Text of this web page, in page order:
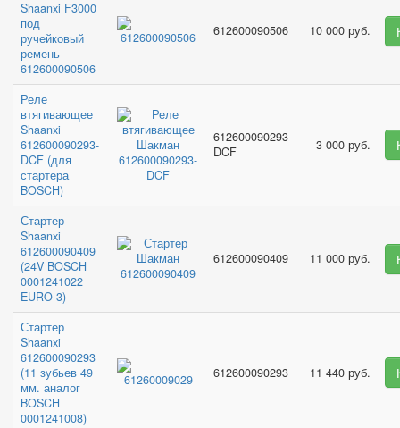
Shaanxi F3000
под
ручейковый
ремень
612600090506
612600090506 10 000 руб.
Реле
втягивающее
Shaanxi
612600090293-
DCF (для
стартера
BOSCH)
612600090293-
DCF
3 000 руб.
Стартер
Shaanxi
612600090409
(24V BOSCH
0001241022
EURO-3)
612600090409 11 000 руб.
Стартер
Shaanxi
612600090293
(11 зубьев 49
мм. аналог
BOSCH
0001241008)
612600090293 11 440 руб.